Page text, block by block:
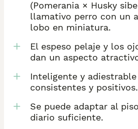
(Pomerania × Husky
llamativo perro con un
lobo en miniatura.
El espeso pelaje y los
dan un aspecto
Inteligente y
consistentes y positivos.
Se puede adaptar al
diario suficiente.